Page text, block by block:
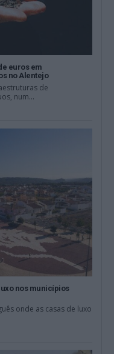
euros em
no Alentejo
de
num...
nos municípios
onde as casas de luxo